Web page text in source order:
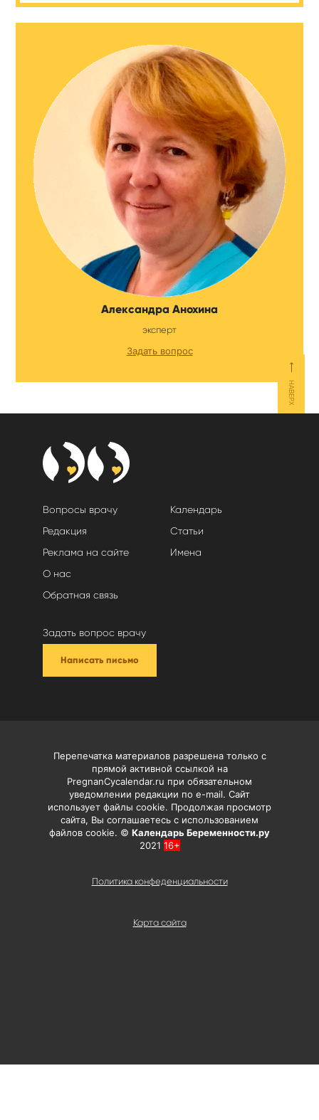
Александра Анохина
эксперт
Задать вопрос
⟵
НАВЕРХ
Вопросы врачу
Редакция
Реклама на сайте
О нас
Обратная связь
Календарь
Статьи
Имена
Задать вопрос врачу
Написать письмо
Карта сайта
Перепечатка материалов разрешена только с
прямой активной ссылкой на
PregnanCycalendar.ru при обязательном
уведомлении редакции по e-mail. Сайт
использует файлы cookie. Продолжая просмотр
сайта, Вы соглашаетесь с использованием
файлов cookie. © Календарь Беременности.ру
2021 16+
Политика конфеденциальности